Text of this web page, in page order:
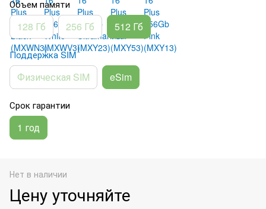
Объем памяти
128 Гб 256 Гб 512 Гб
Поддержка SIM
Физическая SIM eSim
Срок гарантии
1 год
Нет в наличии
Цену уточняйте